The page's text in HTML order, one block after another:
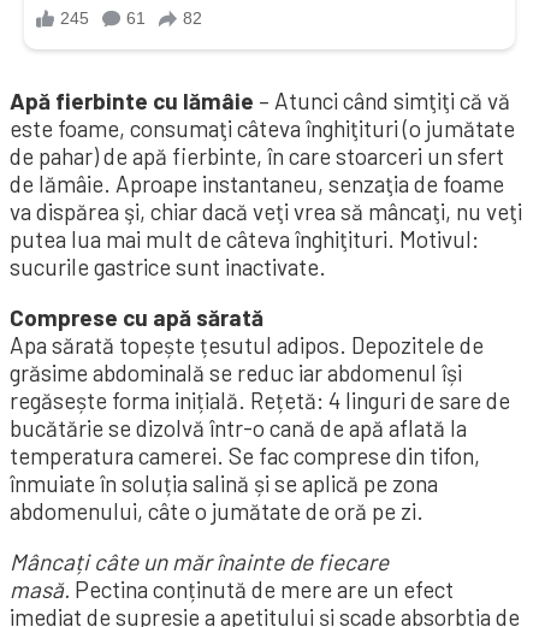
Apă fierbinte cu lămâie – Atunci când simţiţi că vă
este foame, consumaţi câteva înghiţituri (o jumătate
de pahar) de apă fierbinte, în care stoarceri un sfert
de lămâie. Aproape instantaneu, senzaţia de foame
va dispărea şi, chiar dacă veţi vrea să mâncaţi, nu veţi
putea lua mai mult de câteva înghiţituri. Motivul:
sucurile gastrice sunt inactivate.
Comprese cu apă sărată
Apa sărată topește țesutul adipos. Depozitele de
grăsime abdominală se reduc iar abdomenul își
regăsește forma inițială. Rețetă: 4 linguri de sare de
bucătărie se dizolvă într-o cană de apă aflată la
temperatura camerei. Se fac comprese din tifon,
înmuiate în soluția salină și se aplică pe zona
abdomenului, câte o jumătate de oră pe zi.
Mâncați câte un măr înainte de fiecare
masă. Pectina conținută de mere are un efect
imediat de supresie a apetitului și scade absorbția de